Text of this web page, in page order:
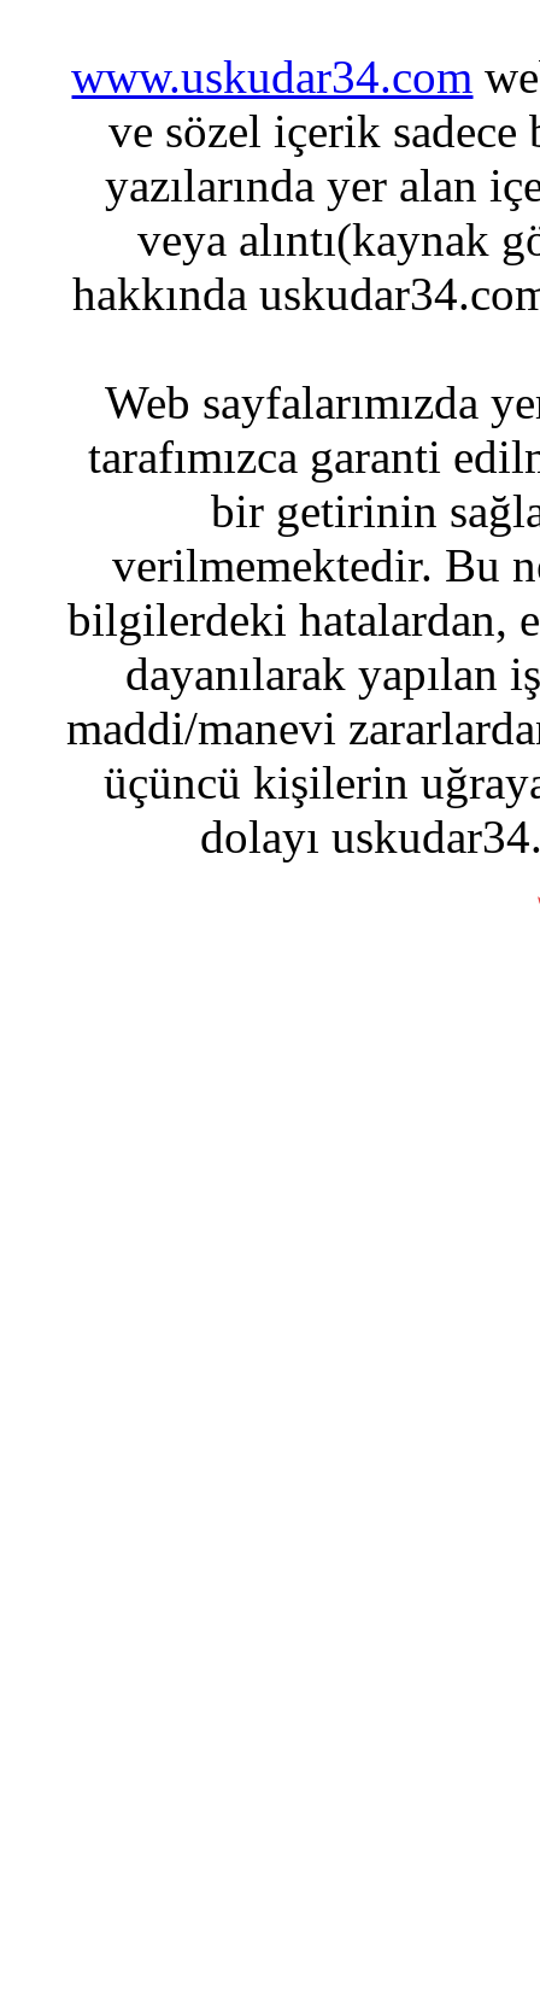
www.uskudar34.com
ve sözel içerik sadece
yazılarında yer alan
veya alıntı(kaynak
hakkında
Web sayfalarımızda
tarafımızca garanti
bir getirinin
verilmemektedir. Bu
bilgilerdeki hatalardan,
dayanılarak yapılan
maddi/manevi
üçüncü kişilerin
dolayı